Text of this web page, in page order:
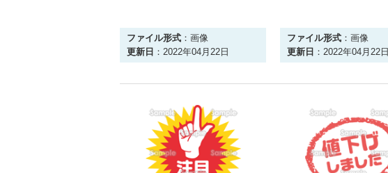
ファイル形式 ：画像
更新日 ：2022年04月22日
ファイル形式 ：画像
更新日 ：2022年04月22日